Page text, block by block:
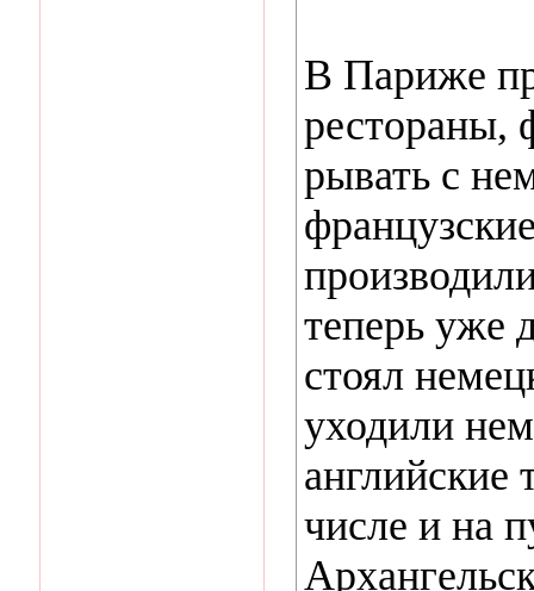
В Париже
рестораны,
рывать с
теперь уже
стоял
уходили
английские
числе и на